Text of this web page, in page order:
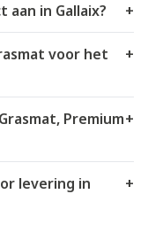
in Gallaix? +
voor het
+
Premium+
levering in
+